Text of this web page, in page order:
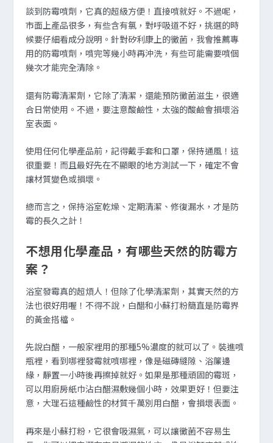
談到防霉噴劑，它真的超級方便！直接噴就好。不過呢，
市面上產品很多，有些含有氯，對呼吸道不好，挑選的時
候要仔細看成分說明。針對矽利康上的黴菌，我會推薦專
用的防霉噴劑，噴完等幾小時再沖洗，有些可能需要噴個
幾次才能完全清除。
還有防霉清潔劑，它除了清潔，還能預防黴菌滋生，很適
合日常使用。不過，要注意酸鹼性，太強的酸鹼會損壞浴
室表面。
使用任何化學產品前，記得戴手套和口罩，保持通風！這
很重要！而且最好先在不顯眼的地方測試一下，確定不會
讓材質變色或損壞。
總而言之，保持浴室乾燥、定期清潔、修復漏水，才是防
霉的長久之計！
不想用化學產品，有哪些天然的防霉方
案？
浴室發霉真的超煩人！但除了化學清潔劑，其實天然的方
法也很好用喔！不得不說，白醋和小蘇打粉簡直是防霉界
的黃金搭檔。
先說白醋，一般家裡用的那種5%濃度的就可以了。裝進噴
瓶裡，看到哪裡發霉就噴哪裡，像是磁磚縫隙、浴簾邊
緣，靜置一小時後再擦掉就好。如果是那種頑固的霉斑，
可以用廚房紙巾沾白醋濕敷幾個小時，效果更好！但要注
意，大理石這種鹼性的材質千萬別用白醋，會損壞表面。
再來是小蘇打粉，它很會吸濕氣，可以讓黴菌不容易生